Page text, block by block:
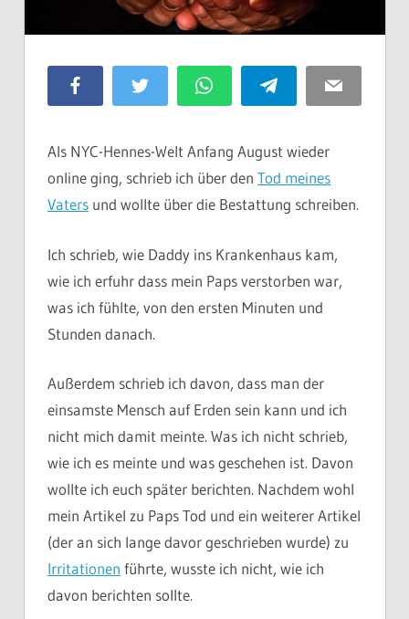
Facebook Twitter WhatsApp Telegram Email
Als NYC-Hennes-Welt Anfang August wieder
online ging, schrieb ich über den Tod meines
Vaters und wollte über die Bestattung schreiben.
Ich schrieb, wie Daddy ins Krankenhaus kam,
wie ich erfuhr dass mein Paps verstorben war,
was ich fühlte, von den ersten Minuten und
Stunden danach.
Außerdem schrieb ich davon, dass man der
einsamste Mensch auf Erden sein kann und ich
nicht mich damit meinte. Was ich nicht schrieb,
wie ich es meinte und was geschehen ist. Davon
wollte ich euch später berichten. Nachdem wohl
mein Artikel zu Paps Tod und ein weiterer Artikel
(der an sich lange davor geschrieben wurde) zu
Irritationen führte, wusste ich nicht, wie ich
davon berichten sollte.